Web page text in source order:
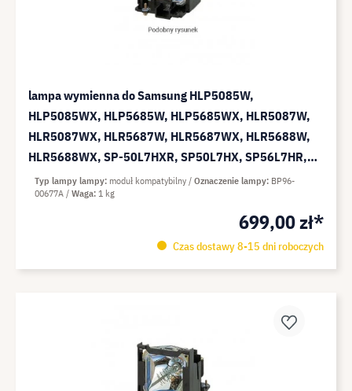
lampa wymienna do Samsung HLP5085W,
HLP5085WX, HLP5685W, HLP5685WX, HLR5087W,
HLR5087WX, HLR5687W, HLR5687WX, HLR5688W,
HLR5688WX, SP-50L7HXR, SP50L7HX, SP56L7HR,
SP56L7HXX/BWT - moduł kompatybilny (zamiennik
do: BP96-00677A)
699,00 zł*
Czas dostawy 8-15 dni roboczych
Typ lampy lampy moduł kompatybilny Oznaczenie lampy BP96-
00677A
Waga 1 kg